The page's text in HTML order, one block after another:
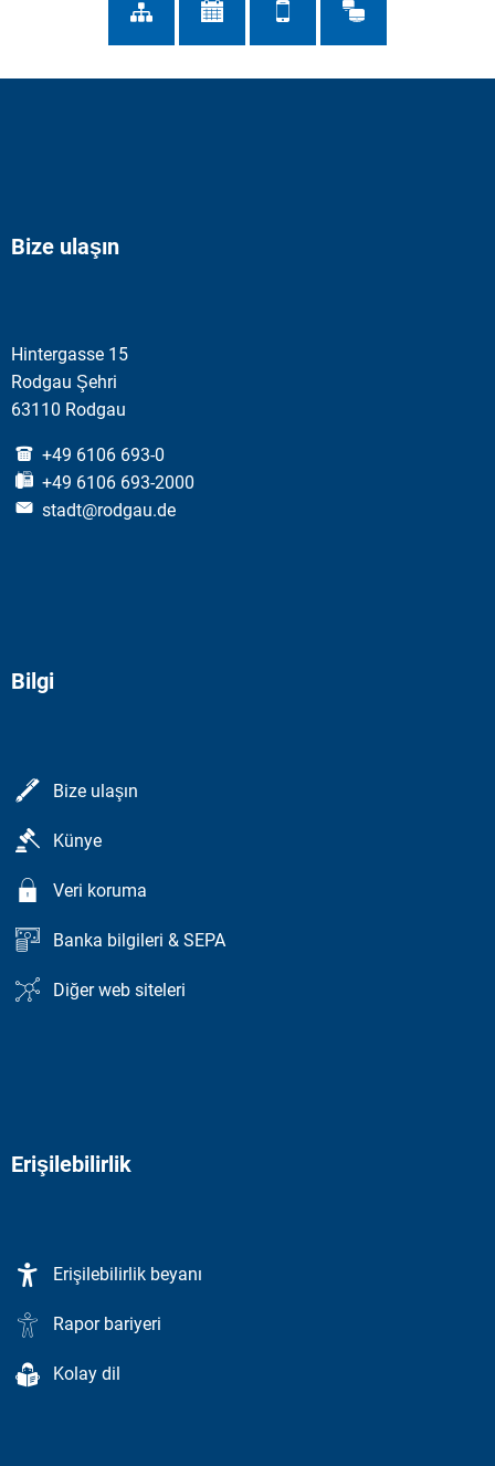
Bize ulaşın
Hintergasse 15
Rodgau Şehri
63110 Rodgau
+49 6106 693-0
+49 6106 693-2000
stadt@rodgau.de
Bilgi
Bize ulaşın
Künye
Veri koruma
Banka bilgileri & SEPA
Diğer web siteleri
Erişilebilirlik
Erişilebilirlik beyanı
Rapor bariyeri
Kolay dil